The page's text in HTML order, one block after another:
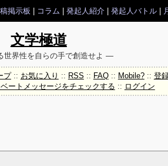
掲示板 コラム 発起人紹介| 発起人バトル|
文学極道
世界性を自らの手で創造せよ ―
プ:: お気に入り :: RSS :: FAQ:: Mobile?:: 登
ートメッセージをチェックする :: ログイン